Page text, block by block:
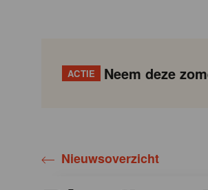
ACTIE Neem deze
Nieuwsoverzicht